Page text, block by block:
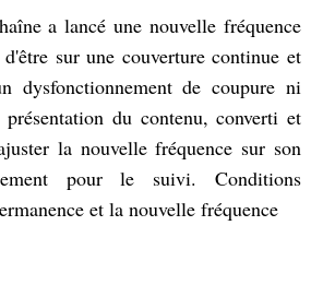
a lancé une nouvelle fréquence
sur une couverture continue et
dysfonctionnement de coupure ni
du contenu, converti et
la nouvelle fréquence sur son
pour le suivi. Conditions
et la nouvelle fréquence